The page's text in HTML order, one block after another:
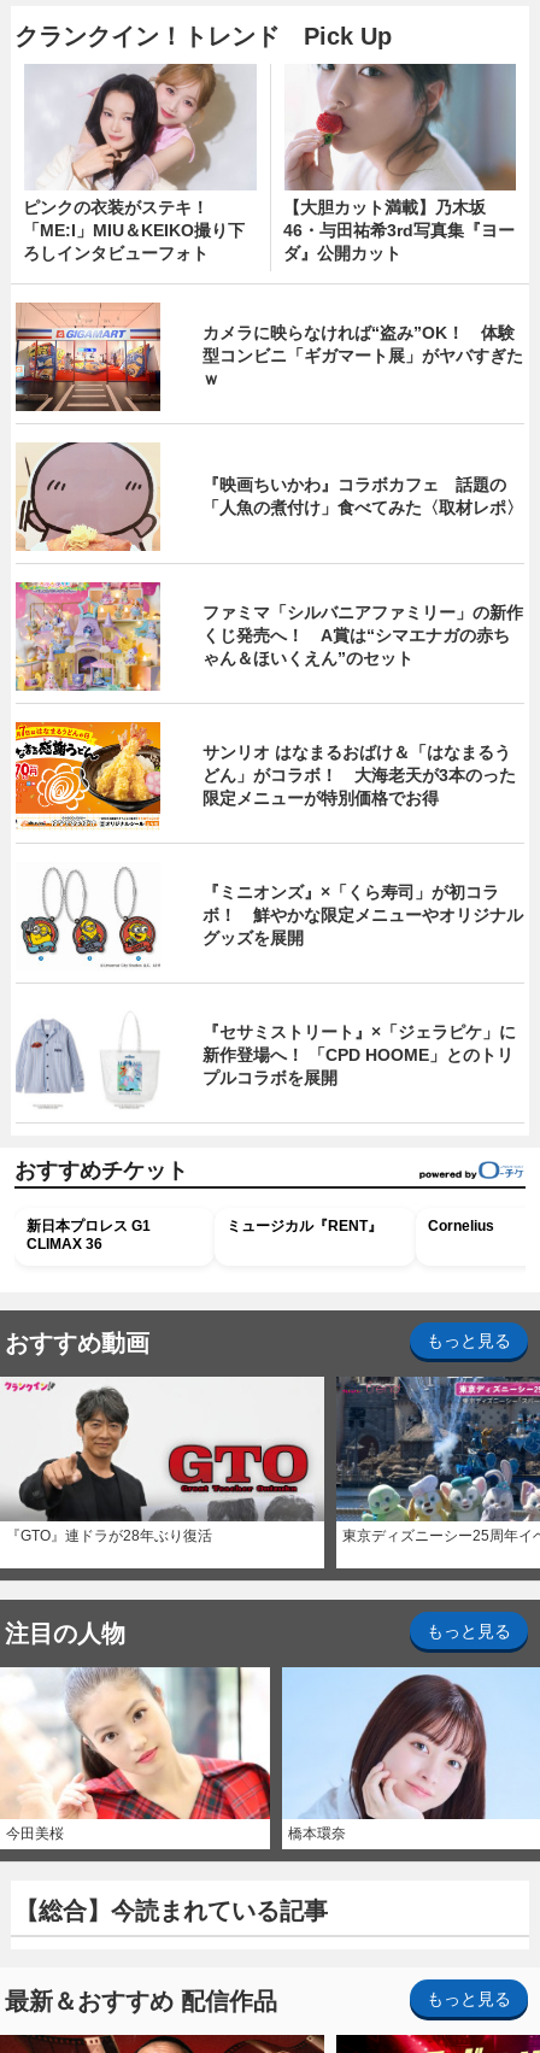
クランクイン！トレンド Pick Up
ピンクの衣装がステキ！
「ME:I」MIU＆KEIKO撮り下
ろしインタビューフォト
【大胆カット満載】乃木坂
46・与田祐希3rd写真集『ヨー
ダ』公開カット
カメラに映らなければ“盗み”OK！ 体験
型コンビニ「ギガマート展」がヤバすぎた
ｗ
『映画ちいかわ』コラボカフェ 話題の
「人魚の煮付け」食べてみた〈取材レポ〉
ファミマ「シルバニアファミリー」の新作
くじ発売へ！ A賞は“シマエナガの赤ち
ゃん＆ほいくえん”のセット
サンリオ はなまるおばけ＆「はなまるう
どん」がコラボ！ 大海老天が3本のった
限定メニューが特別価格でお得
『ミニオンズ』×「くら寿司」が初コラ
ボ！ 鮮やかな限定メニューやオリジナル
グッズを展開
『セサミストリート』×「ジェラピケ」に
新作登場へ！ 「CPD HOOME」とのトリ
プルコラボを展開
おすすめチケット
新日本プロレス G1
CLIMAX 36
ミュージカル『RENT』 Cornelius
おすすめ動画 もっと見る
『GTO』連ドラが28年ぶり復活 東京ディズニーシー25周年イ
注目の人物 もっと見る
今田美桜 橋本環奈
【総合】今読まれている記事
最新＆おすすめ 配信作品 もっと見る